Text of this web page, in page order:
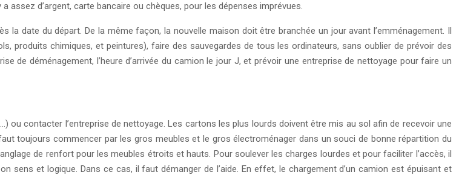
assez d’argent, carte bancaire ou chèques, pour les dépenses imprévues.
date du départ. De la même façon, la nouvelle maison doit être branchée un jour avant l’emménagement. Il
produits chimiques, et peintures), faire des sauvegardes de tous les ordinateurs, sans oublier de prévoir des
de déménagement, l’heure d’arrivée du camion le jour J, et prévoir une entreprise de nettoyage pour faire un
ou contacter l’entreprise de nettoyage. Les cartons les plus lourds doivent être mis au sol afin de recevoir une
toujours commencer par les gros meubles et le gros électroménager dans un souci de bonne répartition du
de renfort pour les meubles étroits et hauts. Pour soulever les charges lourdes et pour faciliter l’accès, il
et logique. Dans ce cas, il faut démanger de l’aide. En effet, le chargement d’un camion est épuisant et